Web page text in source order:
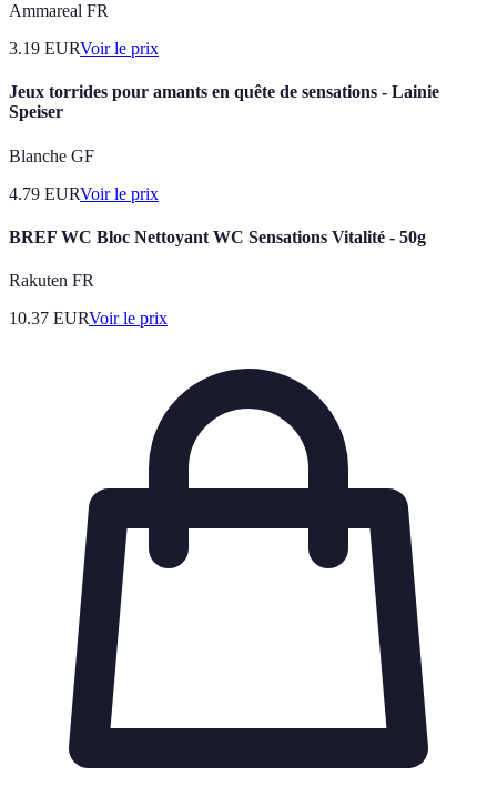
Ammareal FR
3.19 EURVoir le prix
Jeux torrides pour amants en quête de sensations - Lainie
Speiser
Blanche GF
4.79 EURVoir le prix
BREF WC Bloc Nettoyant WC Sensations Vitalité - 50g
Rakuten FR
10.37 EURVoir le prix